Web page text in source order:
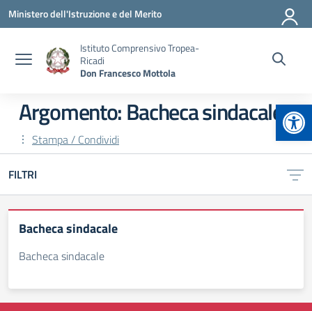
Vai ai contenuti
Vai al menu di navigazione
Vai al footer
Ministero dell'Istruzione e del Merito
Istituto Comprensivo Tropea-
Ricadi
Don Francesco Mottola
Argomento: Bacheca sindacale
Stampa / Condividi
FILTRI
Bacheca sindacale
Bacheca sindacale